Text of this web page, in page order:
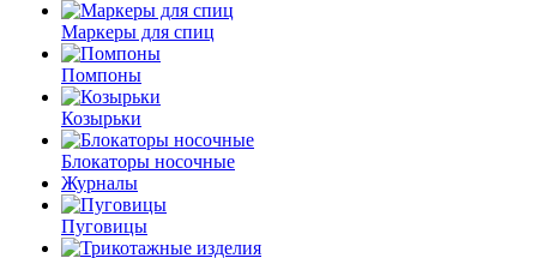
Маркеры для спиц
Помпоны
Козырьки
Блокаторы носочные
Журналы
Пуговицы